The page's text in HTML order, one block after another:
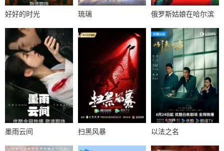
好好的时光 琉璃 俄罗斯姑娘在哈尔滨
墨雨云间 扫黑风暴 以法之名